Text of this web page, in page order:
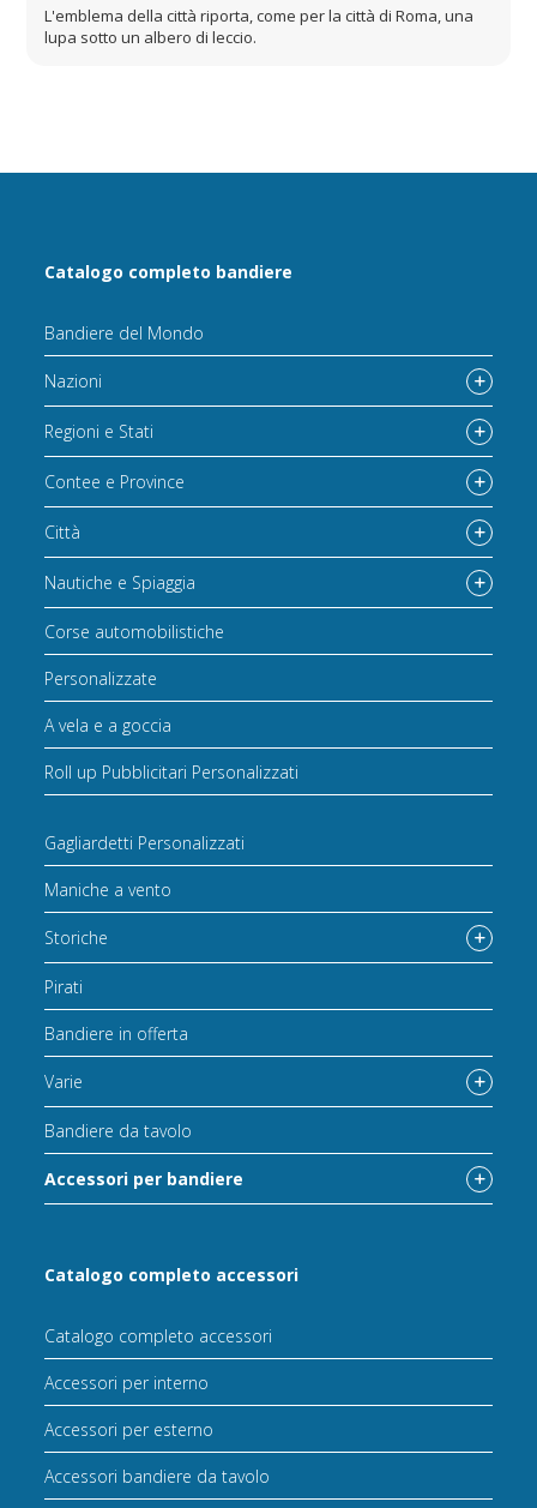
L'emblema della città riporta, come per la città di Roma, una
lupa sotto un albero di leccio.
Catalogo completo bandiere
Bandiere del Mondo
Nazioni
Regioni e Stati
Contee e Province
Città
Nautiche e Spiaggia
Corse automobilistiche
Personalizzate
A vela e a goccia
Roll up Pubblicitari Personalizzati
Gagliardetti Personalizzati
Maniche a vento
Storiche
Pirati
Bandiere in offerta
Varie
Bandiere da tavolo
Accessori per bandiere
Catalogo completo accessori
Catalogo completo accessori
Accessori per interno
Accessori per esterno
Accessori bandiere da tavolo